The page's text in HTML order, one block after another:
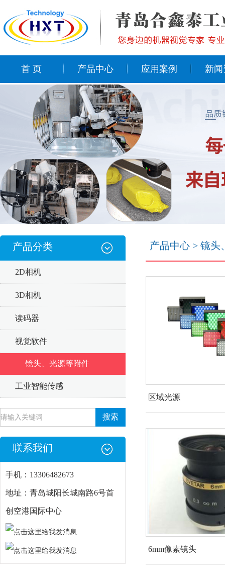
首 页 产品中心 应用案例 新
产品分类
2D相机
3D相机
读码器
视觉软件
镜头、光源等附件
工业智能传感
联系我们
手机：13306482673
地址：青岛城阳长城南路6号首
创空港国际中心
产品中心 > 镜头
区域光源
6mm像素镜头